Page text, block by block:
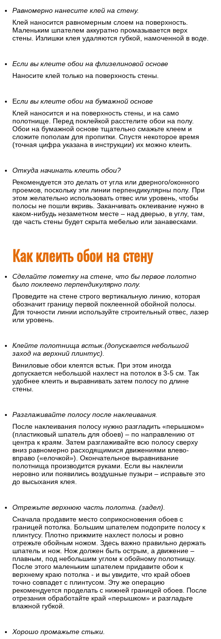
Равномерно нанесите клей на стену.
Клей наносится равномерным слоем на поверхность.
Маленьким шпателем аккуратно промазывается верх
стены. Излишки клея удаляются губкой, намоченной в воде.
Если вы клеите обои на флизелиновой основе
Наносите клей только на поверхность стены.
Если вы клеите обои на бумажной основе
Клей наносится и на поверхность стены, и на само
полотнище. Перед поклейкой расстелите обои на полу.
Обои на бумажной основе тщательно смажьте клеем и
сложите пополам для пропитки. Спустя некоторое время
(точная цифра указана в инструкции) их можно клеить.
Откуда начинать клеить обои?
Рекомендуется это делать от угла или дверного/оконного
проемов, поскольку эти линии перпендикулярны полу. При
этом желательно использовать отвес или уровень, чтобы
полосы не пошли вкривь. Заканчивать оклеивание нужно в
каком-нибудь незаметном месте – над дверью, в углу, там,
где часть стены будет скрыта мебелью или занавесками.
Как клеить обои на стену
Сделайте пометку на стене, что бы первое полотно
было поклеено перпендикулярно полу.
Проведите на стене строго вертикальную линию, которая
обозначит границу первой поклеенной обойной полосы.
Для точности линии используйте строительный отвес, лазер
или уровень.
Клейте полотнища встык.(допускается небольшой
заход на верхний плинтус).
Виниловые обои клеятся встык. При этом иногда
допускается небольшой нахлест на потолок в 3-5 см. Так
удобнее клеить и выравнивать затем полосу по длине
стены.
Разглаживайте полосу после наклеивания.
После наклеивания полосу нужно разгладить «перышком»
(пластиковый шпатель для обоев) – по направлению от
центра к краям. Затем разглаживайте всю полосу сверху
вниз равномерно расходящимися движениями влево-
вправо («елочкой»). Окончательное выравнивание
полотнища производится руками. Если вы наклеили
неровно или появились воздушные пузыри – исправьте это
до высыхания клея.
Отрежьте верхнюю часть полотна. (задел).
Сначала продавите место соприкосновения обоев с
границей потолка. Большим шпателем подоприте полосу к
плинтусу. Плотно прижмите нахлест полосы и ровно
отрежьте обойным ножом. Здесь важно правильно держать
шпатель и нож. Нож должен быть острым, а движение –
плавным, под небольшим углом к обойному полотнищу.
После этого маленьким шпателем придавите обои к
верхнему краю потолка - и вы увидите, что край обоев
точно совпадет с плинтусом. Эту же операцию
рекомендуется проделать с нижней границей обоев. После
отрезания обработайте край «перышком» и разгладьте
влажной губкой.
Хорошо промажьте стыки.